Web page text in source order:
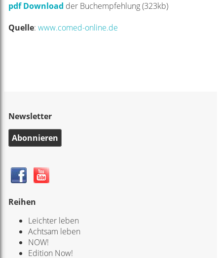
pdf Download der Buchempfehlung (323kb)
Quelle: www.comed-online.de
Newsletter
Abonnieren
Reihen
Leichter leben
Achtsam leben
NOW!
Edition Now!